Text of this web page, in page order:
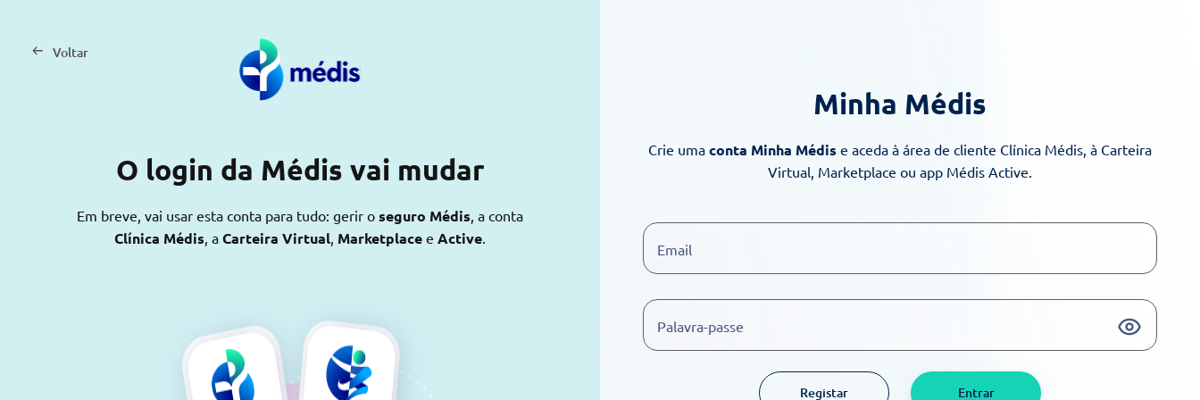
Voltar
O login da Médis vai mudar
Em breve, vai usar esta conta para tudo: gerir o seguro Médis, a conta
Clínica Médis, a Carteira Virtual, Marketplace e Active.
Minha Médis
Crie uma conta Minha Médis e aceda à área de cliente Clínica Médis, à Carteira
Virtual, Marketplace ou app Médis Active.
Email
Palavra-passe
Registar Entrar